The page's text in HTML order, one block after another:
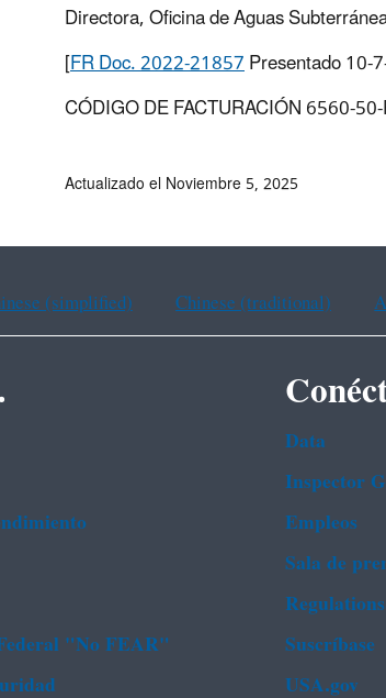
Directora,Oficina de Aguas
[FR Doc. 2022-21857Presentado10-
CÓDIGO DE FACTURACIÓN 6560-
Actualizado el Noviembre 5, 2025
(simplified) Chinese (traditional)
"No FEAR"
Data
Inspector
Empleos
Sala de
Suscríbase
USA.gov